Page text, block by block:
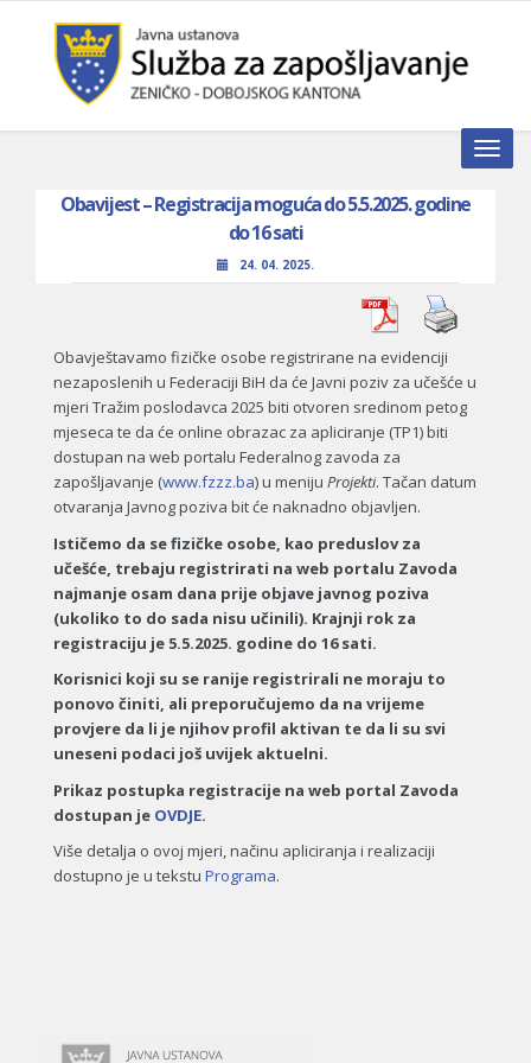
Toggle
Obavijest – Registracija moguća do 5.5.2025. godine
do 16 sati
24. 04. 2025.
Obavještavamo fizičke osobe registrirane na evidenciji
nezaposlenih u Federaciji BiH da će Javni poziv za učešće u
mjeri Tražim poslodavca 2025 biti otvoren sredinom petog
mjeseca te da će online obrazac za apliciranje (TP1) biti
dostupan na web portalu Federalnog zavoda za
zapošljavanje (www.fzzz.ba) u meniju Projekti. Tačan datum
otvaranja Javnog poziva bit će naknadno objavljen.
Ističemo da se fizičke osobe, kao preduslov za
učešće, trebaju registrirati na web portalu Zavoda
najmanje osam dana prije objave javnog poziva
(ukoliko to do sada nisu učinili). Krajnji rok za
registraciju je 5.5.2025. godine do 16 sati.
Korisnici koji su se ranije registrirali ne moraju to
ponovo činiti, ali preporučujemo da na vrijeme
provjere da li je njihov profil aktivan te da li su svi
uneseni podaci još uvijek aktuelni.
Prikaz postupka registracije na web portal Zavoda
dostupan je OVDJE.
Više detalja o ovoj mjeri, načinu apliciranja i realizaciji
dostupno je u tekstu Programa.